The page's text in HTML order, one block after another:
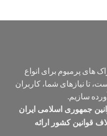
تا
های پرمیوم برای انواع
تا نیازهای شما، کاربران
سازیم.
جمهوری اسلامی ایران
قوانین کشور ارائه